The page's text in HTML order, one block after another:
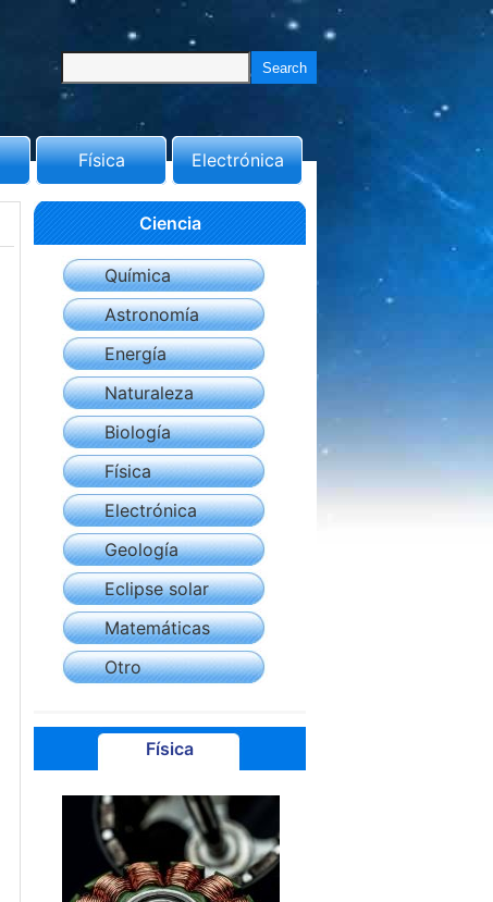
Física Electrónica
Ciencia
Química
Astronomía
Energía
Naturaleza
Biología
Física
Electrónica
Geología
Eclipse solar
Matemáticas
Otro
Física